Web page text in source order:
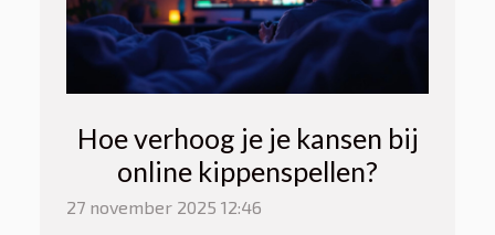
Hoe verhoog je je kansen bij
online kippenspellen?
27 november 2025 12:46